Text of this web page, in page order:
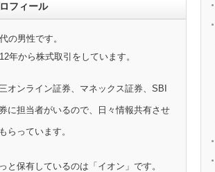
フィール
の男性です。
年から株式取引をしています。
オンライン証券、マネックス証券、SBI
に担当者がいるので、日々情報共有させ
らっています。
と保有しているのは「イオン」です。